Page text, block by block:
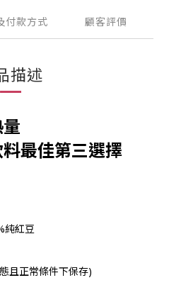
付款方式 顧客評價
描述
最佳第三選擇
純紅豆
且正常條件下保存)